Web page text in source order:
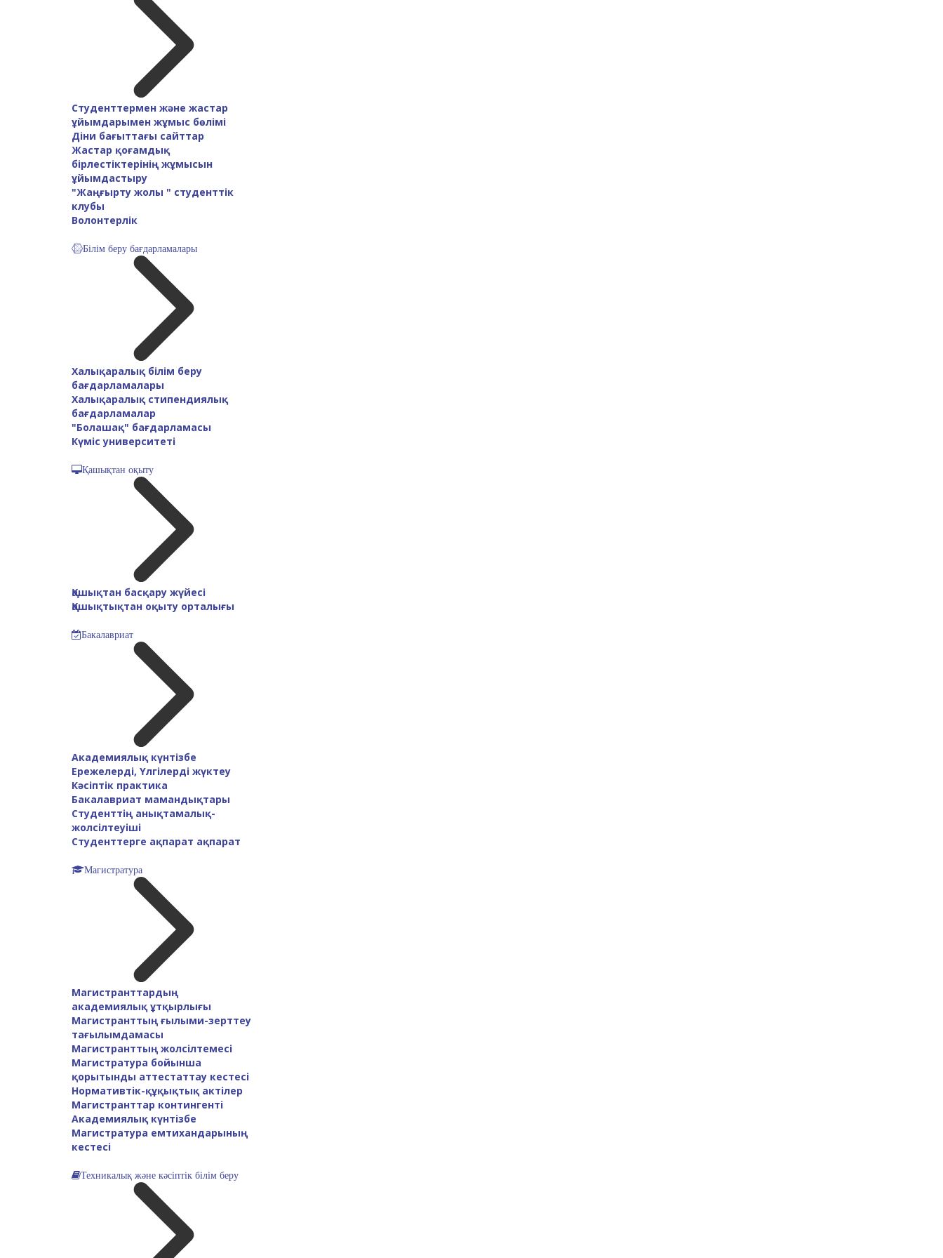
Студенттермен және жастар
ұйымдарымен жұмыс бөлімі
Діни бағыттағы сайттар
Жастар қоғамдық
бірлестіктерінің жұмысын
ұйымдастыру
"Жаңғырту жолы " студенттік
клубы
Волонтерлік
Білім беру бағдарламалары
Халықаралық білім беру
бағдарламалары
Халықаралық стипендиялық
бағдарламалар
"Болашақ" бағдарламасы
Күміс университеті
Қашықтан оқыту
Қашықтан басқару жүйесі
Қашықтықтан оқыту орталығы
Бакалавриат
Академиялық күнтізбе
Ережелерді, Үлгілерді жүктеу
Кәсіптік практика
Бакалавриат мамандықтары
Студенттің анықтамалық-
жолсілтеуіші
Cтуденттерге ақпарат ақпарат
Магистратура
Магистранттардың
академиялық ұтқырлығы
Магистранттың ғылыми-зерттеу
тағылымдамасы
Магистранттың жолсілтемесі
Магистратура бойынша
қорытынды аттестаттау кестесі
Нормативтік-құқықтық актілер
Магистранттар контингенті
Академиялық күнтізбе
Магистратура емтихандарының
кестесі
Техникалық және кәсіптік білім беру